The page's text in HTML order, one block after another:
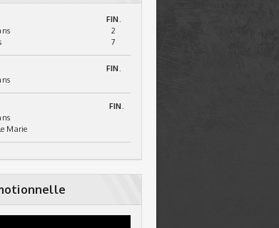
FIN.
2
7
FIN.
FIN.
Marie